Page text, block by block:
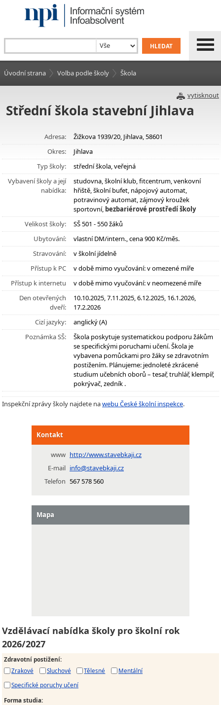
Úvodní strana Volba podle školy Škola
vytisknout
Střední škola stavební Jihlava
Adresa:
Žižkova 1939/20, Jihlava, 58601
Okres:
Jihlava
Typ školy:
střední škola, veřejná
Vybavení školy a její
nabídka:
studovna, školní klub, fitcentrum, venkovní
hřiště, školní bufet, nápojový automat,
potravinový automat, zájmový kroužek
sportovní, bezbariérové prostředí školy
Velikost školy:
SŠ 501 - 550 žáků
Ubytování:
vlastní DM/intern., cena 900 Kč/měs.
Stravování:
v školní jídelně
Přístup k PC
v době mimo vyučování: v omezené míře
Přístup k internetu
v době mimo vyučování: v neomezené míře
Den otevřených
dveří:
10.10.2025, 7.11.2025, 6.12.2025, 16.1.2026,
17.2.2026
Cizí jazyky:
anglický (A)
Poznámka SŠ:
Škola poskytuje systematickou podporu žákům
se specifickými poruchami učení. Škola je
vybavena pomůckami pro žáky se zdravotním
postižením. Plánujeme: jednoleté zkrácené
studium učebních oborů – tesař, truhlář, klempíř,
pokrývač, zedník .
Inspekční zprávy školy najdete nawebu České školní inspekce.
Kontakt
www http://www.stavebkaji.cz
E-mail info@stavebkaji.cz
Telefon 567 578 560
Mapa
Vzdělávací nabídka školy pro školní rok
2026/2027
Zdravotní postižení:
Zrakové
Sluchové Tělesné
Mentální
Specifické poruchy učení
Forma studia: